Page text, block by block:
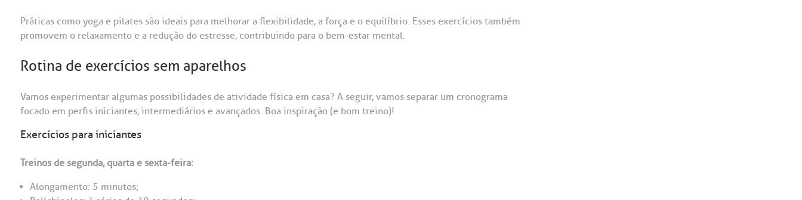
Práticas como yoga e pilates são ideais para melhorar a flexibilidade, a força e o equilíbrio. Esses exercícios também
promovem o relaxamento e a redução do estresse, contribuindo para o bem-estar mental.
Rotina de exercícios sem aparelhos
Vamos experimentar algumas possibilidades de atividade física em casa? A seguir, vamos separar um cronograma
focado em perfis iniciantes, intermediários e avançados. Boa inspiração (e bom treino)!
Exercícios para iniciantes
Treinos de segunda, quarta e sexta-feira:
Alongamento: 5 minutos;